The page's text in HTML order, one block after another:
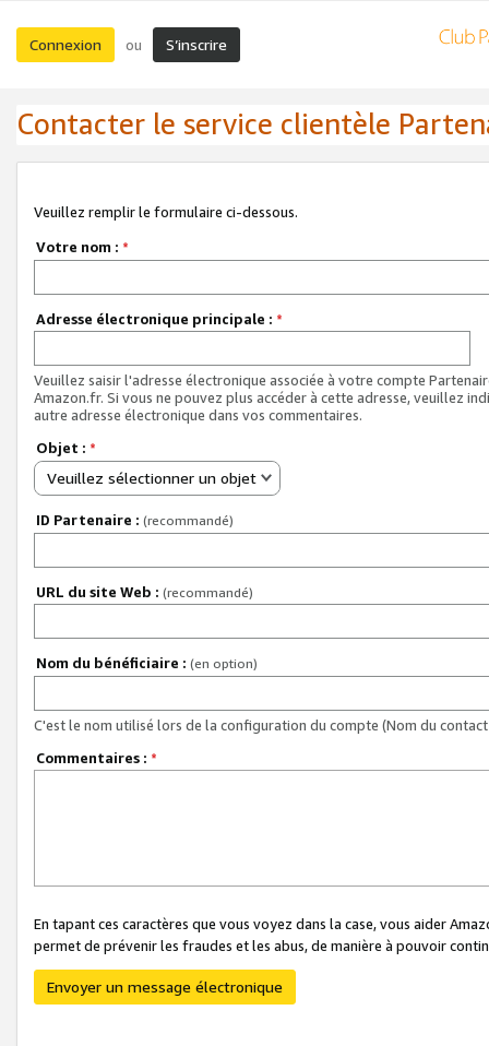
Connexion ou S’inscrire
Contacter le service clientèle
Veuillez remplir le formulaire ci-dessous.
Votre nom : *
Adresse électronique principale : *
Veuillez saisir l'adresse électronique associée à votre compte
Amazon.fr. Si vous ne pouvez plus accéder à cette adresse, veuillez
autre adresse électronique dans vos commentaires.
Objet : *
Veuillez sélectionner un objet
ID Partenaire : (recommandé)
URL du site Web : (recommandé)
Nom du bénéficiaire : (en option)
C'est le nom utilisé lors de la configuration du compte (Nom du
Commentaires : *
En tapant ces caractères que vous voyez dans la case, vous aider
permet de prévenir les fraudes et les abus, de manière à pouvoir
Envoyer un message électronique